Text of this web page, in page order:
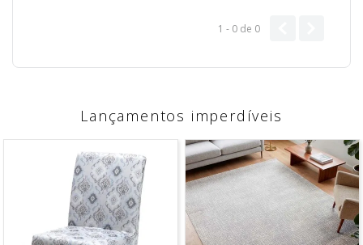
1 - 0 de 0
Lançamentos imperdíveis